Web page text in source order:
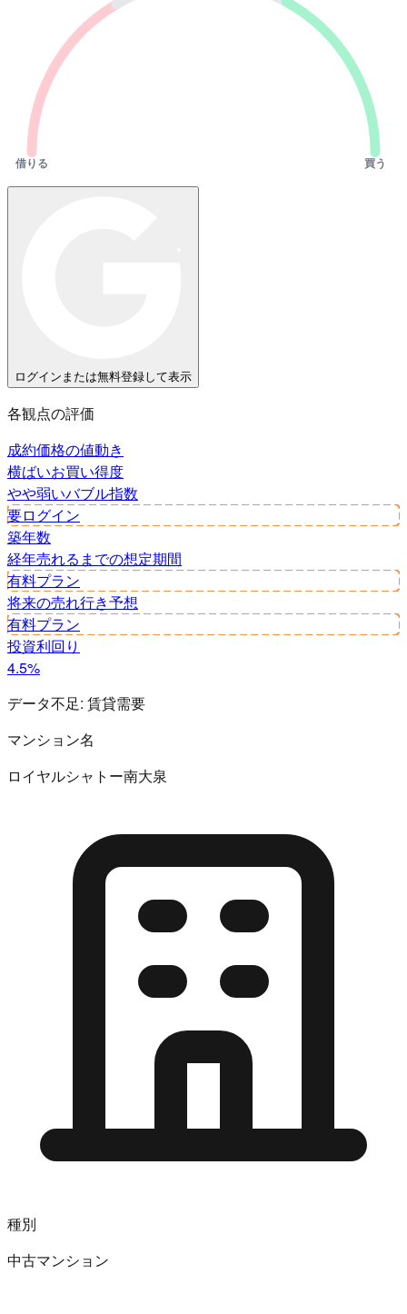
借りる 買う
ログインまたは無料登録して表示
各観点の評価
成約価格の値動き
横ばいお買い得度
やや弱いバブル指数
要ログイン
築年数
経年売れるまでの想定期間
有料プラン
将来の売れ行き予想
有料プラン
投資利回り
4.5%
データ不足: 賃貸需要
マンション名
ロイヤルシャトー南大泉
種別
中古マンション